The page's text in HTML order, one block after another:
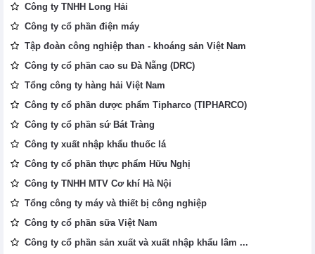
Công ty TNHH Long Hải
Công ty cổ phần điện máy
Tập đoàn công nghiệp than - khoáng sản Việt Nam
Công ty cổ phần cao su Đà Nẵng (DRC)
Tổng công ty hàng hải Việt Nam
Công ty cổ phần dược phẩm Tipharco (TIPHARCO)
Công ty cổ phần sứ Bát Tràng
Công ty xuất nhập khẩu thuốc lá
Công ty cổ phần thực phẩm Hữu Nghị
Công ty TNHH MTV Cơ khí Hà Nội
Tổng công ty máy và thiết bị công nghiệp
Công ty cổ phần sữa Việt Nam
Công ty cổ phần sản xuất và xuất nhập khẩu lâm ...